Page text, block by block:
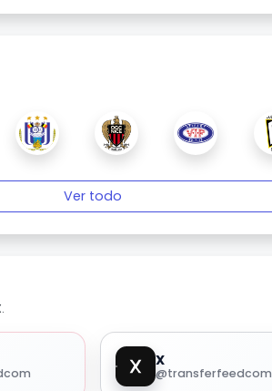
Ver todo
X
@transferfeedcom